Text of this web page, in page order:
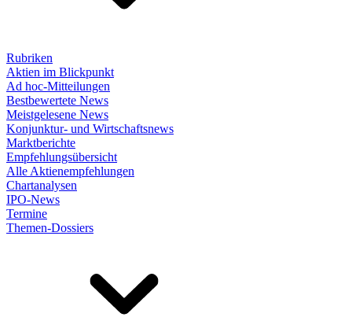
Rubriken
Aktien im Blickpunkt
Ad hoc-Mitteilungen
Bestbewertete News
Meistgelesene News
Konjunktur- und Wirtschaftsnews
Marktberichte
Empfehlungsübersicht
Alle Aktienempfehlungen
Chartanalysen
IPO-News
Termine
Themen-Dossiers